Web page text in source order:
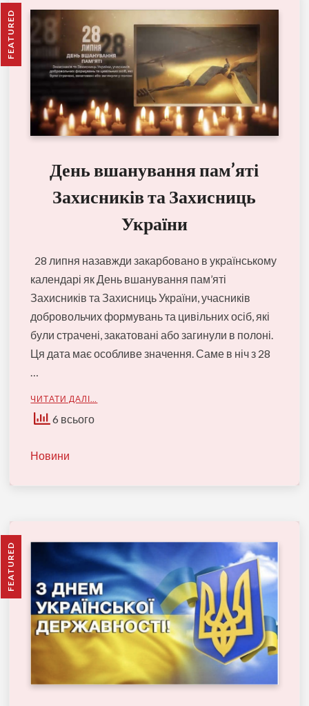
FEATURED
День вшанування пам’яті
Захисників та Захисниць
України
28 липня назавжди закарбовано в українському
календарі як День вшанування пам’яті
Захисників та Захисниць України, учасників
добровольчих формувань та цивільних осіб, які
були страчені, закатовані або загинули в полоні.
Ця дата має особливе значення. Саме в ніч з 28
…
ЧИТАТИ ДАЛІ…
6 всього
Новини
FEATURED